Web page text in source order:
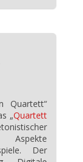
Quartett“
„Quartett
Der